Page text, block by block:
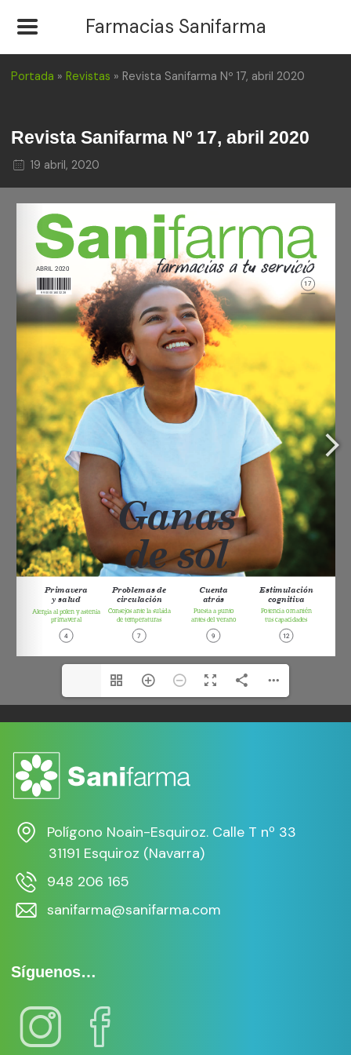
Farmacias Sanifarma
Portada »Revistas » Revista Sanifarma Nº 17, abril 2020
Revista Sanifarma Nº 17, abril 2020
19 abril, 2020
Polígono Noain-Esquiroz. Calle T nº 33
31191 Esquiroz (Navarra)
948 206 165
sanifarma@sanifarma.com
Síguenos…